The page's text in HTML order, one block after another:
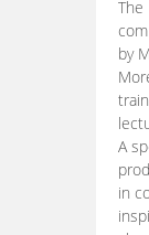
The
by
A
in